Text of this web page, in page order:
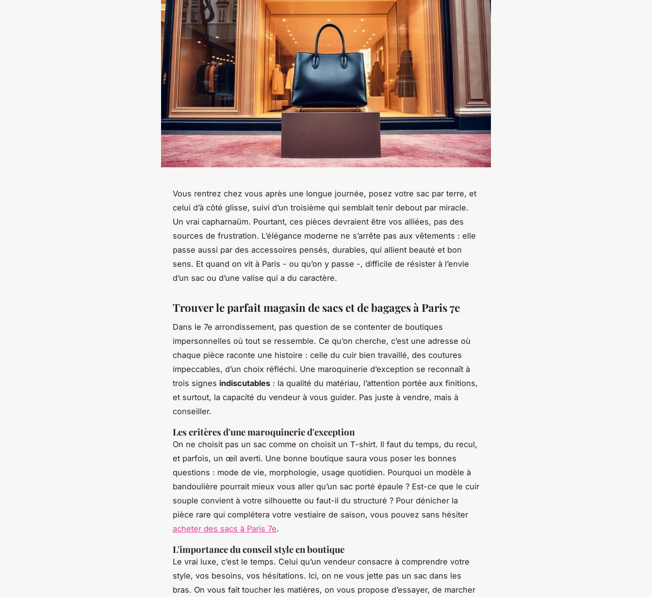
Vous rentrez chez vous après une longue journée, posez votre sac par terre, et
celui d’à côté glisse, suivi d’un troisième qui semblait tenir debout par miracle.
Un vrai capharnaüm. Pourtant, ces pièces devraient être vos alliées, pas des
sources de frustration. L’élégance moderne ne s’arrête pas aux vêtements : elle
passe aussi par des accessoires pensés, durables, qui allient beauté et bon
sens. Et quand on vit à Paris - ou qu’on y passe -, difficile de résister à l’envie
d’un sac ou d’une valise qui a du caractère.
Trouver le parfait magasin de sacs et de bagages à Paris 7e
Dans le 7e arrondissement, pas question de se contenter de boutiques
impersonnelles où tout se ressemble. Ce qu’on cherche, c’est une adresse où
chaque pièce raconte une histoire : celle du cuir bien travaillé, des coutures
impeccables, d’un choix réfléchi. Une maroquinerie d’exception se reconnaît à
trois signes indiscutables : la qualité du matériau, l’attention portée aux finitions,
et surtout, la capacité du vendeur à vous guider. Pas juste à vendre, mais à
conseiller.
Les critères d'une maroquinerie d'exception
On ne choisit pas un sac comme on choisit un T-shirt. Il faut du temps, du recul,
et parfois, un œil averti. Une bonne boutique saura vous poser les bonnes
questions : mode de vie, morphologie, usage quotidien. Pourquoi un modèle à
bandoulière pourrait mieux vous aller qu’un sac porté épaule ? Est-ce que le cuir
souple convient à votre silhouette ou faut-il du structuré ? Pour dénicher la
pièce rare qui complétera votre vestiaire de saison, vous pouvez sans hésiter
acheter des sacs à Paris 7e.
L'importance du conseil style en boutique
Le vrai luxe, c’est le temps. Celui qu’un vendeur consacre à comprendre votre
style, vos besoins, vos hésitations. Ici, on ne vous jette pas un sac dans les
bras. On vous fait toucher les matières, on vous propose d’essayer, de marcher